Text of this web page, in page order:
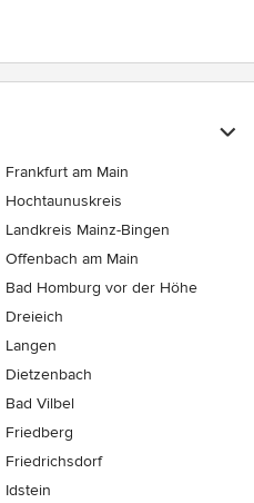
Frankfurt am Main
Hochtaunuskreis
Landkreis Mainz-Bingen
Offenbach am Main
Bad Homburg vor der Höhe
Dreieich
Langen
Dietzenbach
Bad Vilbel
Friedberg
Friedrichsdorf
Idstein